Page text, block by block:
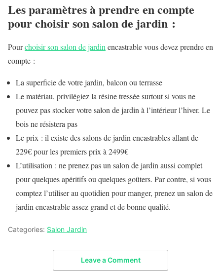
Les paramètres à prendre en compte
pour choisir son salon de jardin :
Pourchoisir son salon de jardin encastrable vous devez prendre en
compte :
La superficie de votre jardin, balcon ou terrasse
Le matériau, privilégiez la résine tressée surtout si vous ne
pouvez pas stocker votre salon de jardin à l’intérieur l’hiver. Le
bois ne résistera pas
Le prix : il existe des salons de jardin encastrables allant de
229€ pour les premiers prix à 2499€
L’utilisation : ne prenez pas un salon de jardin aussi complet
pour quelques apéritifs ou quelques goûters. Par contre, si vous
comptez l’utiliser au quotidien pour manger, prenez un salon de
jardin encastrable assez grand et de bonne qualité.
Categories: Salon Jardin
Leave a Comment